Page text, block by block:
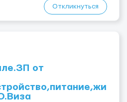
Откликнуться
от